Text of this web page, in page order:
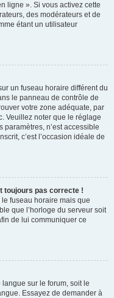
ligne ». Si vous activez cette
des modérateurs et de
étant un utilisateur
un fuseau horaire différent du
le panneau de contrôle de
votre zone adéquate, par
Veuillez noter que le réglage
n’est accessible
c’est l’occasion idéale de
toujours pas correcte !
fuseau horaire mais que
que l’horloge du serveur soit
de lui communiquer ce
sur le forum, soit le
Essayez de demander à